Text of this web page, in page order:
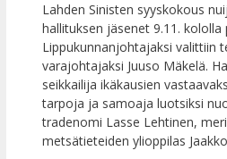
Lahden Sinisten syyskokous
hallituksen jäsenet 9.11.
Lippukunnanjohtajaksi valittiin
varajohtajaksi Juuso Mäkelä.
seikkailija ikäkausien
tarpoja ja samoaja luotsiksi
tradenomi Lasse Lehtinen,
metsätieteiden ylioppilas